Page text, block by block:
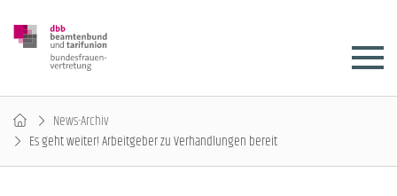
News-Archiv
Es geht weiter! Arbeitgeber zu Verhandlungen bereit